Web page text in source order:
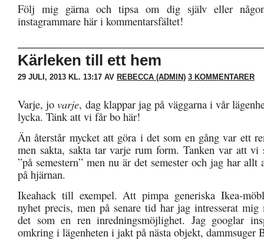
Följ mig gärna och tipsa om dig själv eller
instagrammare här i kommentarsfältet!
Kärleken till ett hem
29 JULI, 2013 KL. 13:17 AV REBECCA (ADMIN) 3 KOMMENTARER
Varje, jovarje, dag klappar jag på väggarna i vår
lycka. Tänk att vi får bo här!
Än återstår mycket att göra i det som en gång var ett
men sakta, sakta tar varje rum form. Tanken var att vi
”på semestern” men nu är det semester och jag har allt
på hjärnan.
Ikeahack till exempel. Att pimpa generiska Ikea-
nyhet precis, men på senare tid har jag intresserat
det som en ren inredningsmöjlighet. Jag googlar
omkring i lägenheten i jakt på nästa objekt, dammsuger